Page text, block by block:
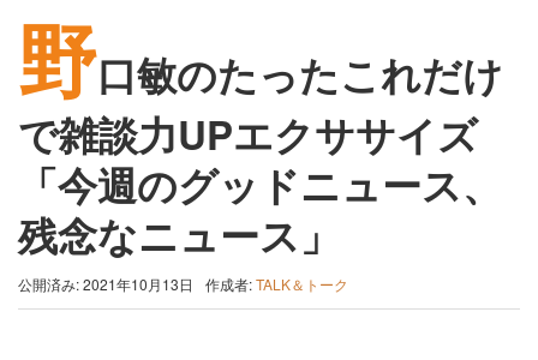
野口敏のたったこれだけ
で雑談力UPエクササイズ
「今週のグッドニュース、
残念なニュース」
公開済み: 2021年10月13日 作成者:TALK＆トーク